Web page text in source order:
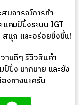
บการณ์การทำ
แคมป์ปิ้งระบบ IGT
สนุก และอร่อยยิ่งขึ้น!
ามดีๆ รีวิวสินค้า
ป์ปิ้ง มากมาย และยัง
งทางนะครับ